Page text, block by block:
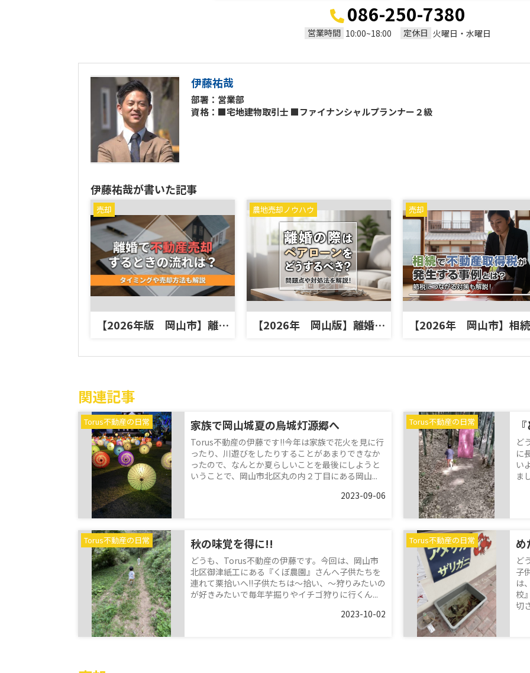
086-250-7380
営業時間 10:00~18:00 定休日 火曜日・水曜日
伊藤祐哉
部署：営業部
資格：■宅地建物取引士 ■ファイナンシャルプランナー２級
伊藤祐哉が書いた記事
売却
【2026年版 岡山市】離婚で不動産売却するときの流れは？タイミングや売却方法も解説
農地売却ノウハウ
【2026年 岡山版】離婚の際はペアローンをどうするべき？問題点や対処法を解説！
売却
関連記事
Torus不動産の日常 家族で岡山城夏の烏城灯源郷へ
Torus不動産の伊藤です!!今年は家族で花火を見に行
ったり、川遊びをしたりすることがあまりできなか
ったので、なんとか夏らしいことを最後にしようと
いうことで、岡山市北区丸の内２丁目にある岡山...
2023-09-06
Torus不動産の日常
ど
に
い
ま
Torus不動産の日常 秋の味覚を得に!!
どうも、Torus不動産の伊藤です。今回は、岡山市
北区御津紙工にある『くぼ農園』さんへ子供たちを
連れて栗拾いへ!!子供たちは～拾い、～狩りみたいの
が好きみたいで毎年芋掘りやイチゴ狩りに行くん...
2023-10-02
Torus不動産の日常 め
ど
子
は
校
切